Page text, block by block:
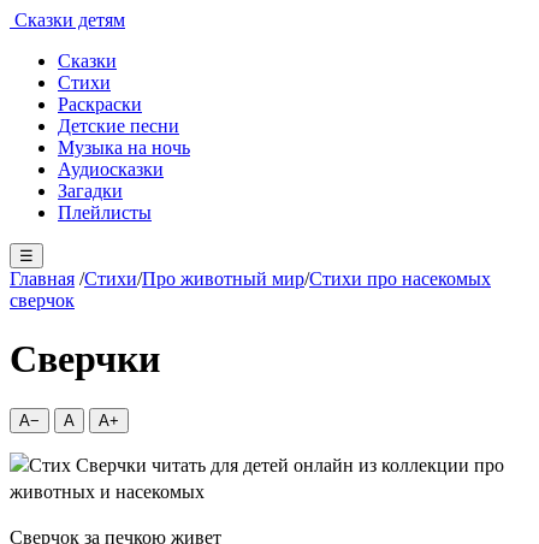
Сказки детям
Сказки
Стихи
Раскраски
Детские песни
Музыка на ночь
Аудиосказки
Загадки
Плейлисты
☰
Главная /Стихи/Про животный мир/Стихи про насекомых
сверчок
Сверчки
A− A A+
Сверчок за печкою живет